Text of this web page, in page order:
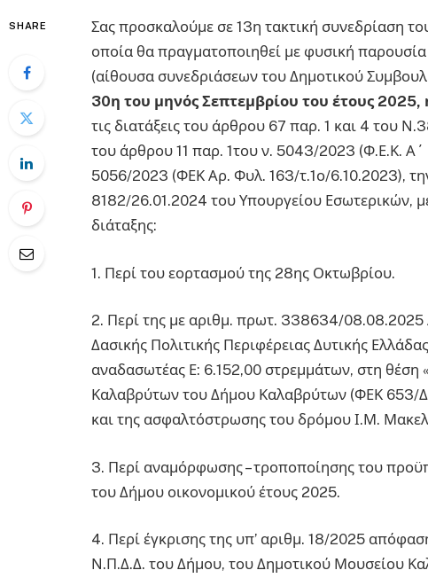
SHARE
Σας προσκαλούμε σε 13η τακτική συνεδρίαση
οποία θα πραγματοποιηθεί με φυσική
(αίθουσα συνεδριάσεων του Δημοτικού
30η του μηνός Σεπτεμβρίου του έτους 2025,
τις διατάξεις του άρθρου 67 παρ. 1 και 4 του
του άρθρου 11 παρ. 1του ν. 5043/2023 (Φ.Ε.Κ. Α΄
5056/2023 (ΦΕΚ Αρ. Φυλ. 163/τ.1ο/6.10.2023),
8182/26.01.2024 του Υπουργείου Εσωτερικών,
διάταξης:
1. Περί του εορτασμού της 28ης Οκτωβρίου.
2. Περί της με αριθμ. πρωτ. 338634/
Δασικής Πολιτικής Περιφέρειας Δυτικής
αναδασωτέας Ε: 6.152,00 στρεμμάτων, στη
Καλαβρύτων του Δήμου Καλαβρύτων (ΦΕΚ
και της ασφαλτόστρωσης του δρόμου Ι.Μ.
3. Περί αναμόρφωσης – τροποποίησης του
του Δήμου οικονομικού έτους 2025.
4. Περί έγκρισης της υπ’ αριθμ. 18/2025
Ν.Π.Δ.Δ. του Δήμου, του Δημοτικού Μουσείου